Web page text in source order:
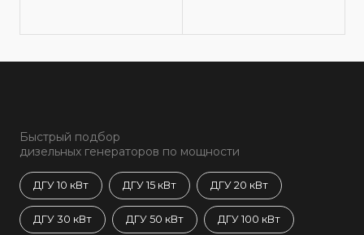
Быстрый подбор
дизельных генераторов по мощности
ДГУ 10 кВт ДГУ 15 кВт ДГУ 20 кВт
ДГУ 30 кВт ДГУ 50 кВт ДГУ 100 кВт